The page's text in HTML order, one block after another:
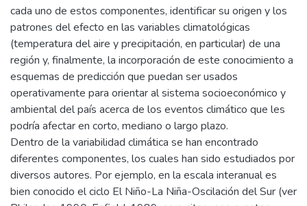
cada uno de estos componentes, identificar su origen y los
patrones del efecto en las variables climatológicas
(temperatura del aire y precipitación, en particular) de una
región y, finalmente, la incorporación de este conocimiento a
esquemas de predicción que puedan ser usados
operativamente para orientar al sistema socioeconómico y
ambiental del país acerca de los eventos climático que les
podría afectar en corto, mediano o largo plazo.
Dentro de la variabilidad climática se han encontrado
diferentes componentes, los cuales han sido estudiados por
diversos autores. Por ejemplo, en la escala interanual es
bien conocido el ciclo El Niño-La Niña-Oscilación del Sur (ver